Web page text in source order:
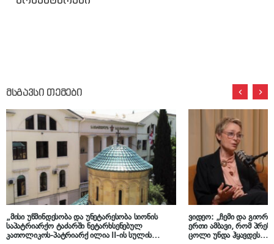
მსგავსი თემები
„მისი უწმინდესობა და უნეტარესობა სიონის
საპატრიარქო ტაძარში ნეტარხსენებულ
კათოლიკოს-პატრიარქ ილია II-ის სულის
ვიდეო: „ჩემი და
ერთი ამბავი, რომ
ცოლი უნდა ჰყავდეს…